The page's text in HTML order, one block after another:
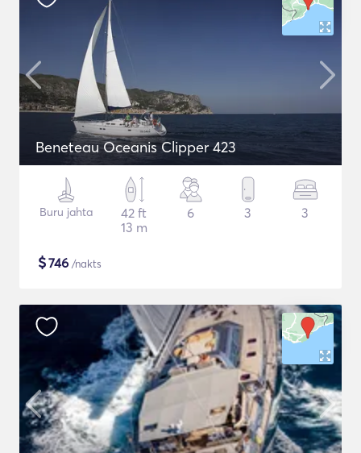
Beneteau Oceanis Clipper 423
Buru jahta
42 ft
13 m
6 3 3
$746 /nakts